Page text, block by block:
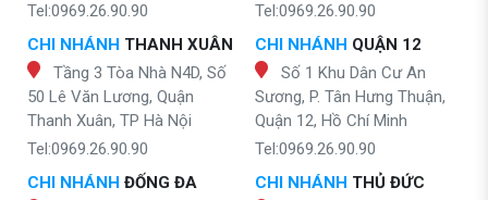
Tel:0969.26.90.90
CHI NHÁNH THANH XUÂN
Tầng 3 Tòa Nhà N4D, Số
50 Lê Văn Lương, Quận
Thanh Xuân, TP Hà Nội
Tel:0969.26.90.90
CHI NHÁNH ĐỐNG ĐA
Tel:0969.26.90.90
CHI NHÁNH QUẬN 12
Số 1 Khu Dân Cư An
Sương, P. Tân Hưng Thuận,
Quận 12, Hồ Chí Minh
Tel:0969.26.90.90
CHI NHÁNH THỦ ĐỨC